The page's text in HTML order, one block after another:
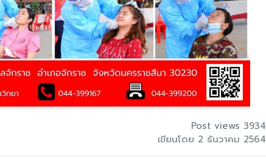
Post views 3934
เขียนโดย 2 ธันวาคม 2564